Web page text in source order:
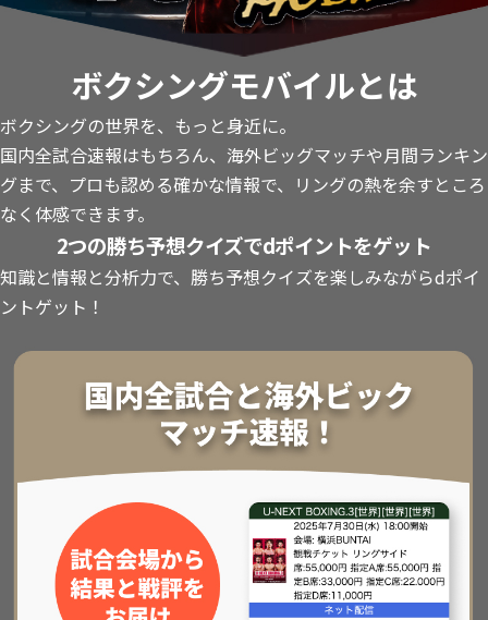
ボクシングモバイルとは
ボクシングの世界を、もっと身近に。
国内全試合速報はもちろん、海外ビッグマッチや月間ランキン
グまで、プロも認める確かな情報で、リングの熱を余すところ
なく体感できます。
2つの勝ち予想クイズでdポイントをゲット
知識と情報と分析力で、勝ち予想クイズを楽しみながらdポイ
ントゲット！